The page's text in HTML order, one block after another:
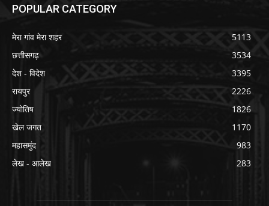
POPULAR CATEGORY
मेरा गांव मेरा शहर
5113
छत्तीसगढ़
3534
देश - विदेश
3395
रायपुर
2226
ज्योतिष
1826
खेल जगत
1170
महासमुंद
983
लेख - आलेख
283